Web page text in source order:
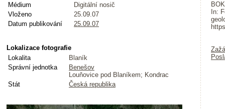
Médium
Digitální nosič
Vloženo
25.09.07
Datum publikování
25.09.07
Lokalizace fotografie
Lokalita
Blaník
Správní jednotka
Benešov
Louňovice pod Blaníkem; Kondrac
Stát
Česká republika
In: